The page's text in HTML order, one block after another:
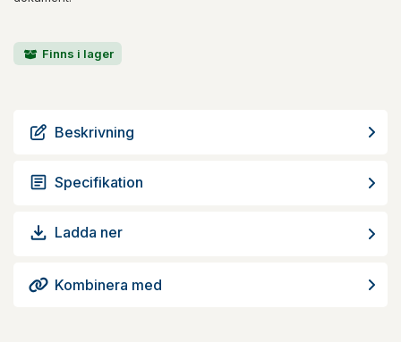
Finns i lager
Beskrivning
Specifikation
Ladda ner
Kombinera med